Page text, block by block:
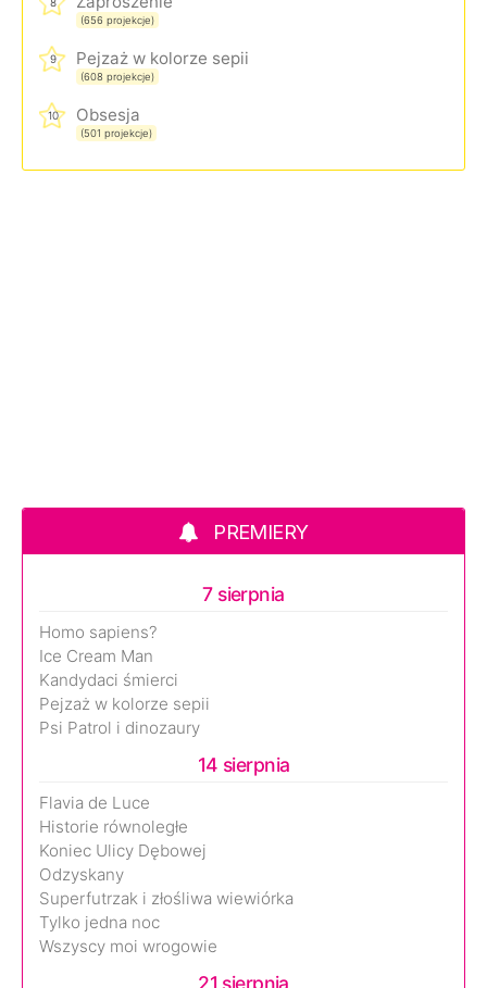
(656 projekcje)
9 Pejzaż w kolorze sepii
(608 projekcje)
10 Obsesja
(501 projekcje)
PREMIERY
7 sierpnia
Homo sapiens?
Ice Cream Man
Kandydaci śmierci
Pejzaż w kolorze sepii
Psi Patrol i dinozaury
14 sierpnia
Flavia de Luce
Historie równoległe
Koniec Ulicy Dębowej
Odzyskany
Superfutrzak i złośliwa wiewiórka
Tylko jedna noc
Wszyscy moi wrogowie
21 sierpnia